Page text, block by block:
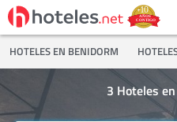
HOTELES EN BENIDORM
Hoteles
3